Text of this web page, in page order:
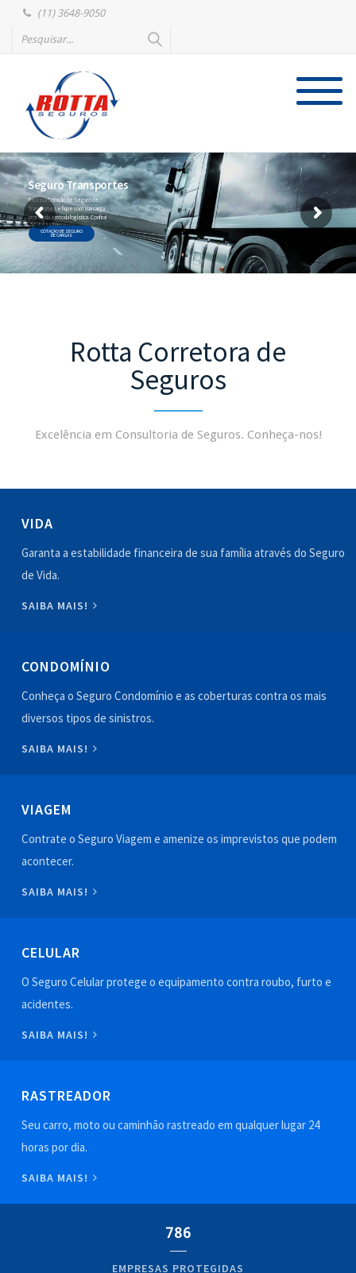
(11) 3648-9050
Seguro Transportes
Faça sua Cotação de Seguro de
Transportes e fique com sua carga
protegida em toda logística. Confira!
COTAÇÃO DE SEGURO
DE CARGAS
Rotta Corretora de
Seguros
Excelência em Consultoria de Seguros. Conheça-nos!
VIDA
Garanta a estabilidade financeira de sua família através do Seguro
de Vida.
SAIBA MAIS!
CONDOMÍNIO
Conheça o Seguro Condomínio e as coberturas contra os mais
diversos tipos de sinistros.
SAIBA MAIS!
VIAGEM
Contrate o Seguro Viagem e amenize os imprevistos que podem
acontecer.
SAIBA MAIS!
CELULAR
O Seguro Celular protege o equipamento contra roubo, furto e
acidentes.
SAIBA MAIS!
RASTREADOR
Seu carro, moto ou caminhão rastreado em qualquer lugar 24
horas por dia.
SAIBA MAIS!
786
EMPRESAS PROTEGIDAS